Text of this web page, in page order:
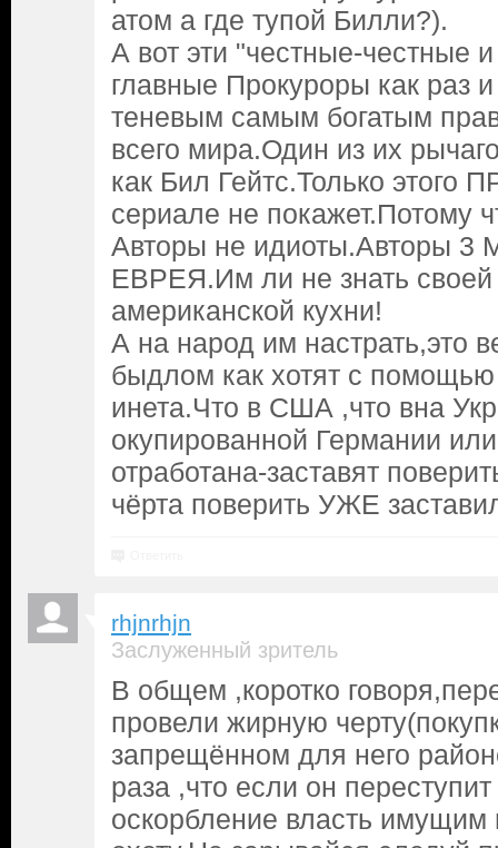
атом а где тупой Билли?).
А вот эти "честные-честные
главные Прокуроры как раз
теневым самым богатым
всего мира.Один из их
как Бил Гейтс.Только этого
сериале не покажет.Потому
Авторы не идиоты.Авторы
ЕВРЕЯ.Им ли не знать своей
американской кухни!
А на народ им настрать,это
быдлом как хотят с
инета.Что в США ,что вна
окупированной Германии
отработана-заставят
чёрта поверить УЖЕ
rhjnrhjn
Заслуженный зритель
В общем ,коротко
провели жирную
запрещённом для него
раза ,что если он
оскорбление власть имущим